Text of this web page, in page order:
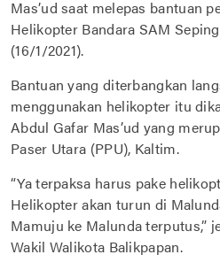
Mas’ud saat melepas bantuan
Helikopter Bandara SAM
(16/1/2021).
Bantuan yang diterbangkan
menggunakan helikopter itu
Abdul Gafar Mas’ud yang
Paser Utara (PPU), Kaltim.
“Ya terpaksa harus pake
Helikopter akan turun di
Mamuju ke Malunda terputus,”
Wakil Walikota Balikpapan.